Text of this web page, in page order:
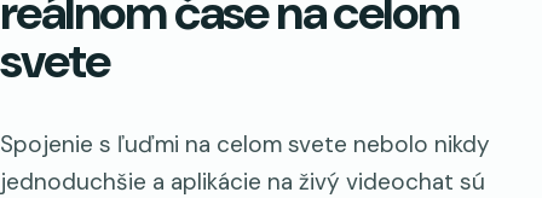
svete
Spojenie s ľuďmi na celom svete nebolo nikdy
jednoduchšie a aplikácie na živý videochat sú